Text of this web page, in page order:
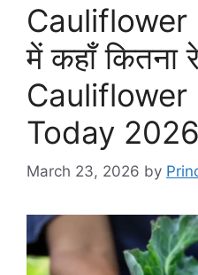
Cauliflower
में कहाँ कितना
Cauliflower
Today 2026
March 23, 2026 by